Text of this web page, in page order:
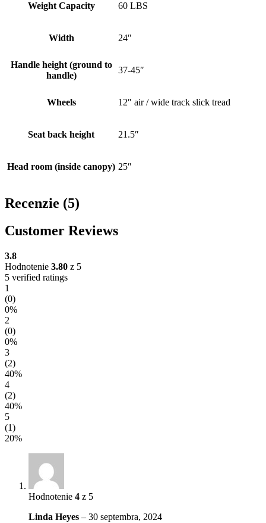
Weight Capacity 60 LBS
Width 24″
Handle height (ground to
handle)
37-45″
Wheels 12″ air / wide track slick tread
Seat back height 21.5″
Head room (inside canopy) 25″
Recenzie (5)
Customer Reviews
3.8
Hodnotenie 3.80 z 5
5 verified ratings
1
(0)
0%
2
(0)
0%
3
(2)
40%
4
(2)
40%
5
(1)
20%
Hodnotenie 4 z 5
Linda Heyes – 30 septembra, 2024